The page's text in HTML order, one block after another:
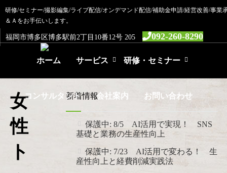
研修/セミナー/撮影編集/ライブ配信/オンデマンド配信/補助金申請/経営改善/事業
＆Ａをお手伝いします。
福岡市博多区博多駅前2丁目10番12号 205 092-260-8290
ホーム サービス 研修・セミナー
コンサルタント 会社案内 お問い合わせ
女
性
ト
新着情報
保護中: 8/5 AI活用で実現！ SNS
基礎と業務の生産性向上
保護中: 7/23 AI活用で変わる！ 生
産性向上と経費削減実践法